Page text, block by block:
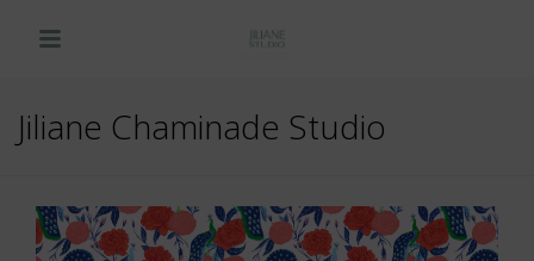
Jiliane Chaminade Studio